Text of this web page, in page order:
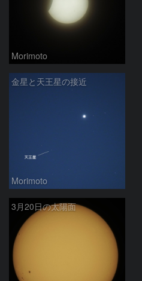
Morimoto
金星と天王星の接近
Morimoto
3月20日の太陽面